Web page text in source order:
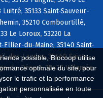
possible, Biocoop utilise
optimale du site, pour
le trafic et la performance
personnalisée en toute
35133 Saint-Sauveur-
35210 Combourtillé,
Le Loroux, 53220 La
Ellier-du-Maine, 35140 Saint-
des-Landes, 35460 Saint-
du-Désert, 35420 Villamée